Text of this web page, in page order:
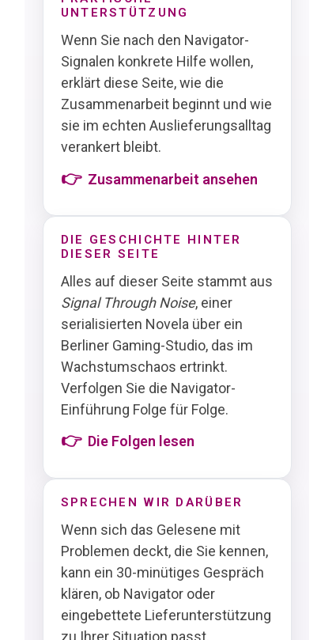
UNTERSTÜTZUNG
Wenn Sie nach den Navigator-
Signalen konkrete Hilfe wollen,
erklärt diese Seite, wie die
Zusammenarbeit beginnt und wie
sie im echten Auslieferungsalltag
verankert bleibt.
Zusammenarbeit ansehen
DIE GESCHICHTE HINTER
DIESER SEITE
Alles auf dieser Seite stammt aus
Signal Through Noise, einer
serialisierten Novela über ein
Berliner Gaming-Studio, das im
Wachstumschaos ertrinkt.
Verfolgen Sie die Navigator-
Einführung Folge für Folge.
Die Folgen lesen
SPRECHEN WIR DARÜBER
Wenn sich das Gelesene mit
Problemen deckt, die Sie kennen,
kann ein 30-minütiges Gespräch
klären, ob Navigator oder
eingebettete Lieferunterstützung
zu Ihrer Situation passt.